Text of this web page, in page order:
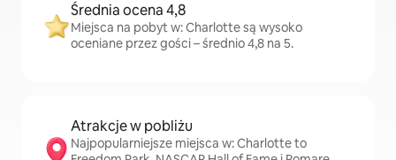
Średnia ocena 4,8
Miejsca na pobyt w: Charlotte są wysoko
oceniane przez gości – średnio 4,8 na 5.
Atrakcje w pobliżu
Najpopularniejsze miejsca w: Charlotte to